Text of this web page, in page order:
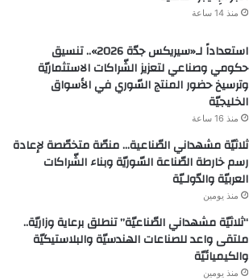
منذ 14 ساعة
استعداداً لـ«سيريكس جدّة 2026».. تنسيق
حكومي وصناعي لتعزيز الشّراكات الاستثماريّة
وترسيخ حضور المنتج السّوري في الأسواق
الخليجيّة
منذ 16 ساعة
ثلاثيّة مشهداني الصّناعية… منصّة متخصّصة لإعادة
رسم خارطة الصّناعة السّوريّة وبناء الشّراكات
العربيّة والدّولـيّة
منذ يومين
“ثلاثيّة مشهداني الصّناعيّة” تنطلق برعاية وزاريّة..
ملتقى واعد للصناعات الهندسيّة والبلاستيكيّة
والكيميائيّة
منذ يومين